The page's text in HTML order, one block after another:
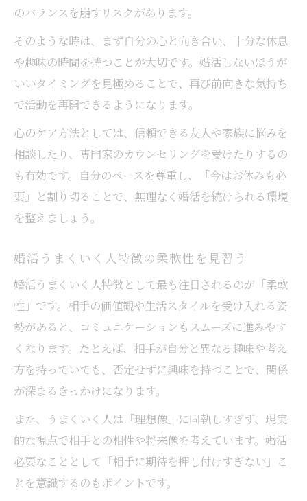
のバランスを崩すリスクがあります。
そのような時は、まず自分の心と向き合い、十分な休息
や趣味の時間を持つことが大切です。婚活しないほうが
いいタイミングを見極めることで、再び前向きな気持ち
で活動を再開できるようになります。
心のケア方法としては、信頼できる友人や家族に悩みを
相談したり、専門家のカウンセリングを受けたりするの
も有効です。自分のペースを尊重し、「今はお休みも必
要」と割り切ることで、無理なく婚活を続けられる環境
を整えましょう。
婚活うまくいく人特徴の柔軟性を見習う
婚活うまくいく人特徴として最も注目されるのが「柔軟
性」です。相手の価値観や生活スタイルを受け入れる姿
勢があると、コミュニケーションもスムーズに進みやす
くなります。たとえば、相手が自分と異なる趣味や考え
方を持っていても、否定せずに興味を持つことで、関係
が深まるきっかけになります。
また、うまくいく人は「理想像」に固執しすぎず、現実
的な視点で相手との相性や将来像を考えています。婚活
必要なこととして「相手に期待を押し付けすぎない」こ
とを意識するのもポイントです。